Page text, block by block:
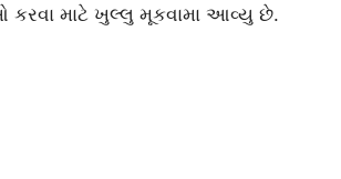
કરવા માટે ખુલ્લુ મૂકવામા આવ્યુ છે.